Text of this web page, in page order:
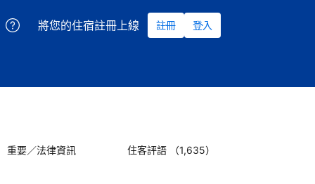
將您的住宿註冊上線 註冊 登入
重要／法律資訊 住客評語 （1,635）